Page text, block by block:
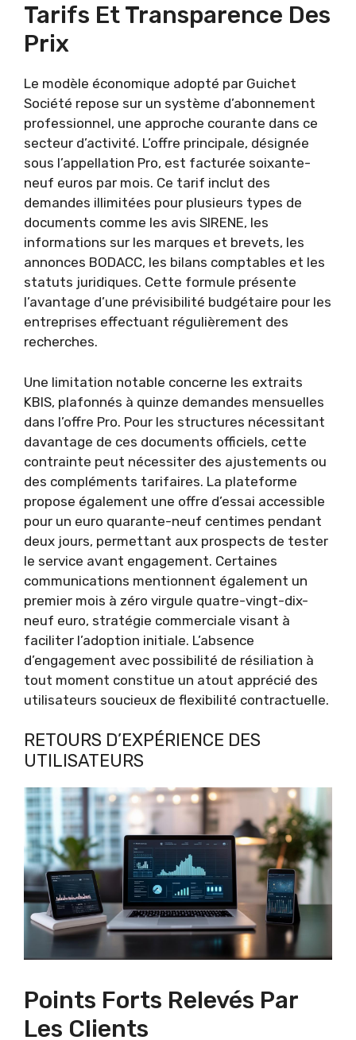
Tarifs Et Transparence Des
Prix
Le modèle économique adopté par Guichet
Société repose sur un système d’abonnement
professionnel, une approche courante dans ce
secteur d’activité. L’offre principale, désignée
sous l’appellation Pro, est facturée soixante-
neuf euros par mois. Ce tarif inclut des
demandes illimitées pour plusieurs types de
documents comme les avis SIRENE, les
informations sur les marques et brevets, les
annonces BODACC, les bilans comptables et les
statuts juridiques. Cette formule présente
l’avantage d’une prévisibilité budgétaire pour les
entreprises effectuant régulièrement des
recherches.
Une limitation notable concerne les extraits
KBIS, plafonnés à quinze demandes mensuelles
dans l’offre Pro. Pour les structures nécessitant
davantage de ces documents officiels, cette
contrainte peut nécessiter des ajustements ou
des compléments tarifaires. La plateforme
propose également une offre d’essai accessible
pour un euro quarante-neuf centimes pendant
deux jours, permettant aux prospects de tester
le service avant engagement. Certaines
communications mentionnent également un
premier mois à zéro virgule quatre-vingt-dix-
neuf euro, stratégie commerciale visant à
faciliter l’adoption initiale. L’absence
d’engagement avec possibilité de résiliation à
tout moment constitue un atout apprécié des
utilisateurs soucieux de flexibilité contractuelle.
RETOURS D’EXPÉRIENCE DES
UTILISATEURS
Points Forts Relevés Par
Les Clients